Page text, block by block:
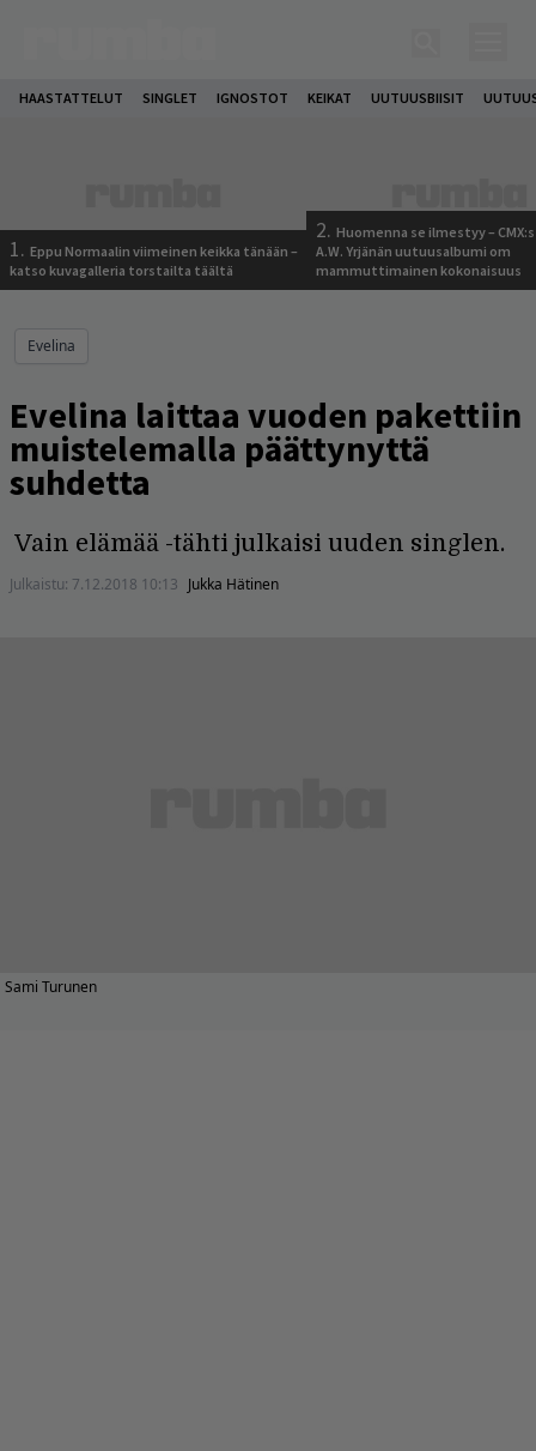
HAASTATTELUT SINGLET IGNOSTOT KEIKAT UUTUUSBIISIT
1. Eppu Normaalin viimeinen keikka tänään –
katso kuvagalleria torstailta täältä
2. Huomenna se ilmestyy –
A.W. Yrjänän uutuusalbumi om
mammuttimainen kokonaisuus
Evelina
Evelina laittaa vuoden pakettiin
muistelemalla päättynyttä
suhdetta
Vain elämää -tähti julkaisi uuden singlen.
Julkaistu: 7.12.2018 10:13 Jukka Hätinen
Sami Turunen